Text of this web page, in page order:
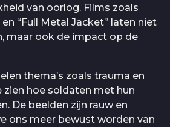
van oorlog. Films zoals
“Full Metal Jacket” laten niet
maar ook de impact op de
thema’s zoals trauma en
zien hoe soldaten met hun
De beelden zijn rauw en
ons meer bewust worden van